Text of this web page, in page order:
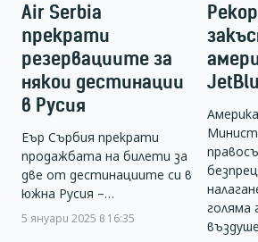
Air Serbia
прекрати
резервациите за
някои дестинации
в Русия
Еър Сърбия прекрати
продажбата на билети за
две от дестинациите си в
южна Русия –…
5 януари 2025 в 16:35
голяма